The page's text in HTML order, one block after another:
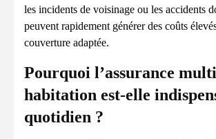
les incidents de voisinage ou les accidents
peuvent rapidement générer des coûts
couverture adaptée.
Pourquoi l’assurance
habitation est-elle
quotidien ?